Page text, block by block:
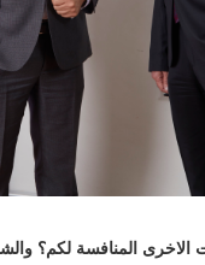
المنافسة لكم؟